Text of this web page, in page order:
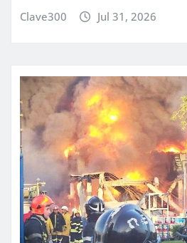
Clave300 Jul 31, 2026